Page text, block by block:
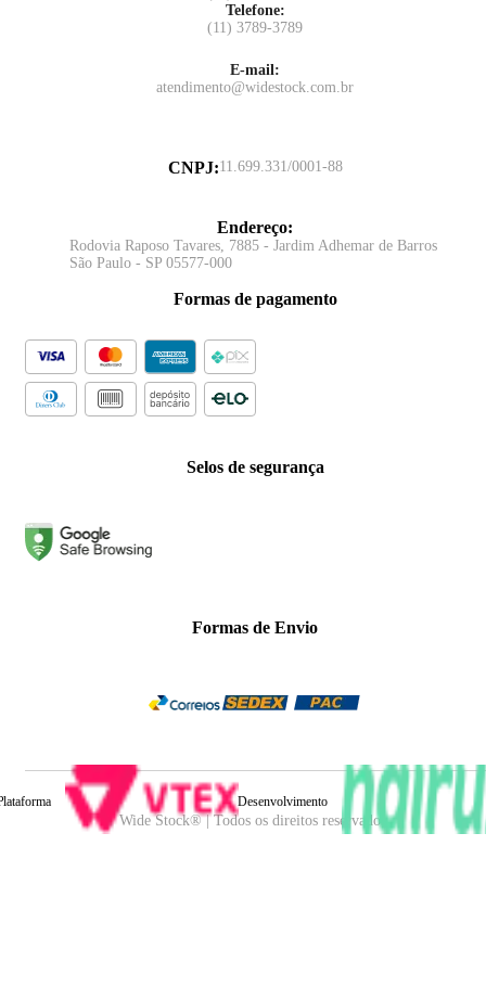
Telefone:
(11) 3789-3789
E-mail:
atendimento@widestock.com.br
CNPJ:11.699.331/0001-88
Endereço:
Rodovia Raposo Tavares, 7885 - Jardim Adhemar de Barros
São Paulo - SP 05577-000
Formas de pagamento
Selos de segurança
Formas de Envio
Wide Stock® | Todos os direitos reservados.
Desenvolvimento